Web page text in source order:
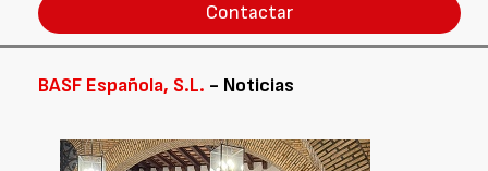
Contactar
BASF Española, S.L. - Noticias